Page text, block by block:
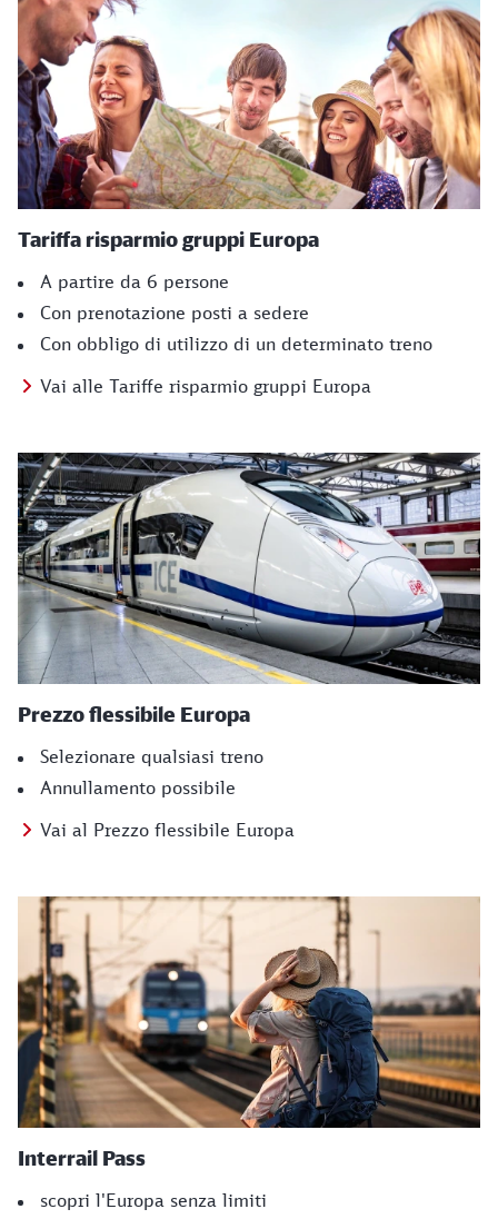
Tariffa risparmio gruppi Europa
A partire da 6 persone
Con prenotazione posti a sedere
Con obbligo di utilizzo di un determinato treno
Vai alle Tariffe risparmio gruppi Europa
Prezzo flessibile Europa
Selezionare qualsiasi treno
Annullamento possibile
Vai al Prezzo flessibile Europa
Interrail Pass
scopri l'Europa senza limiti